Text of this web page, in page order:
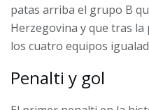
patas arriba el grupo B
Herzegovina y que tras
los cuatro equipos
Penalti y gol